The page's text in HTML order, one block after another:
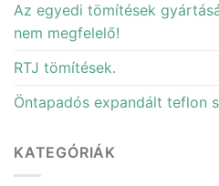
Az egyedi tömítések
nem megfelelő!
RTJ tömítések.
Öntapadós expandált teflon
KATEGÓRIÁK